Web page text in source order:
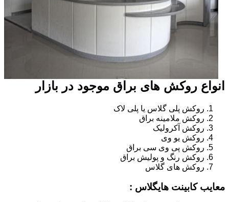
انواع روکش های براق موجود در بازار
روکش پلی گلاس یا پلی لاک
روکش ملامینه براق
روکش آکرولیک
روکش یو وی
روکش پی وی سی براق
روکش رنگ و پولیش براق
روکش های گلاس
معایب کابینت هایگلاس :